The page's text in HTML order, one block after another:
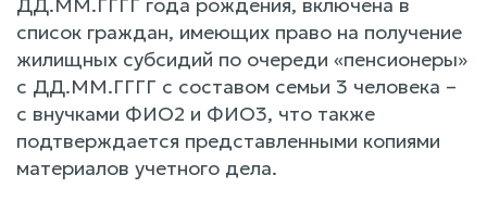
список граждан, имеющих право на получение
жилищных субсидий по очереди «пенсионеры»
с ДД.ММ.ГГГГ с составом семьи 3 человека –
с внучками ФИО2 и ФИО3, что также
подтверждается представленными копиями
материалов учетного дела.